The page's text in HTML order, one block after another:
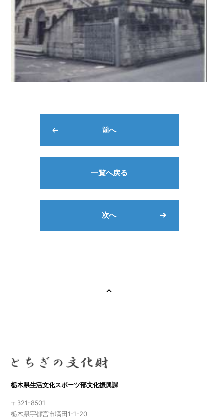
前へ
一覧へ戻る
次へ
栃木県生活文化スポーツ部文化振興課
〒321-8501
栃木県宇都宮市塙田1-1-20